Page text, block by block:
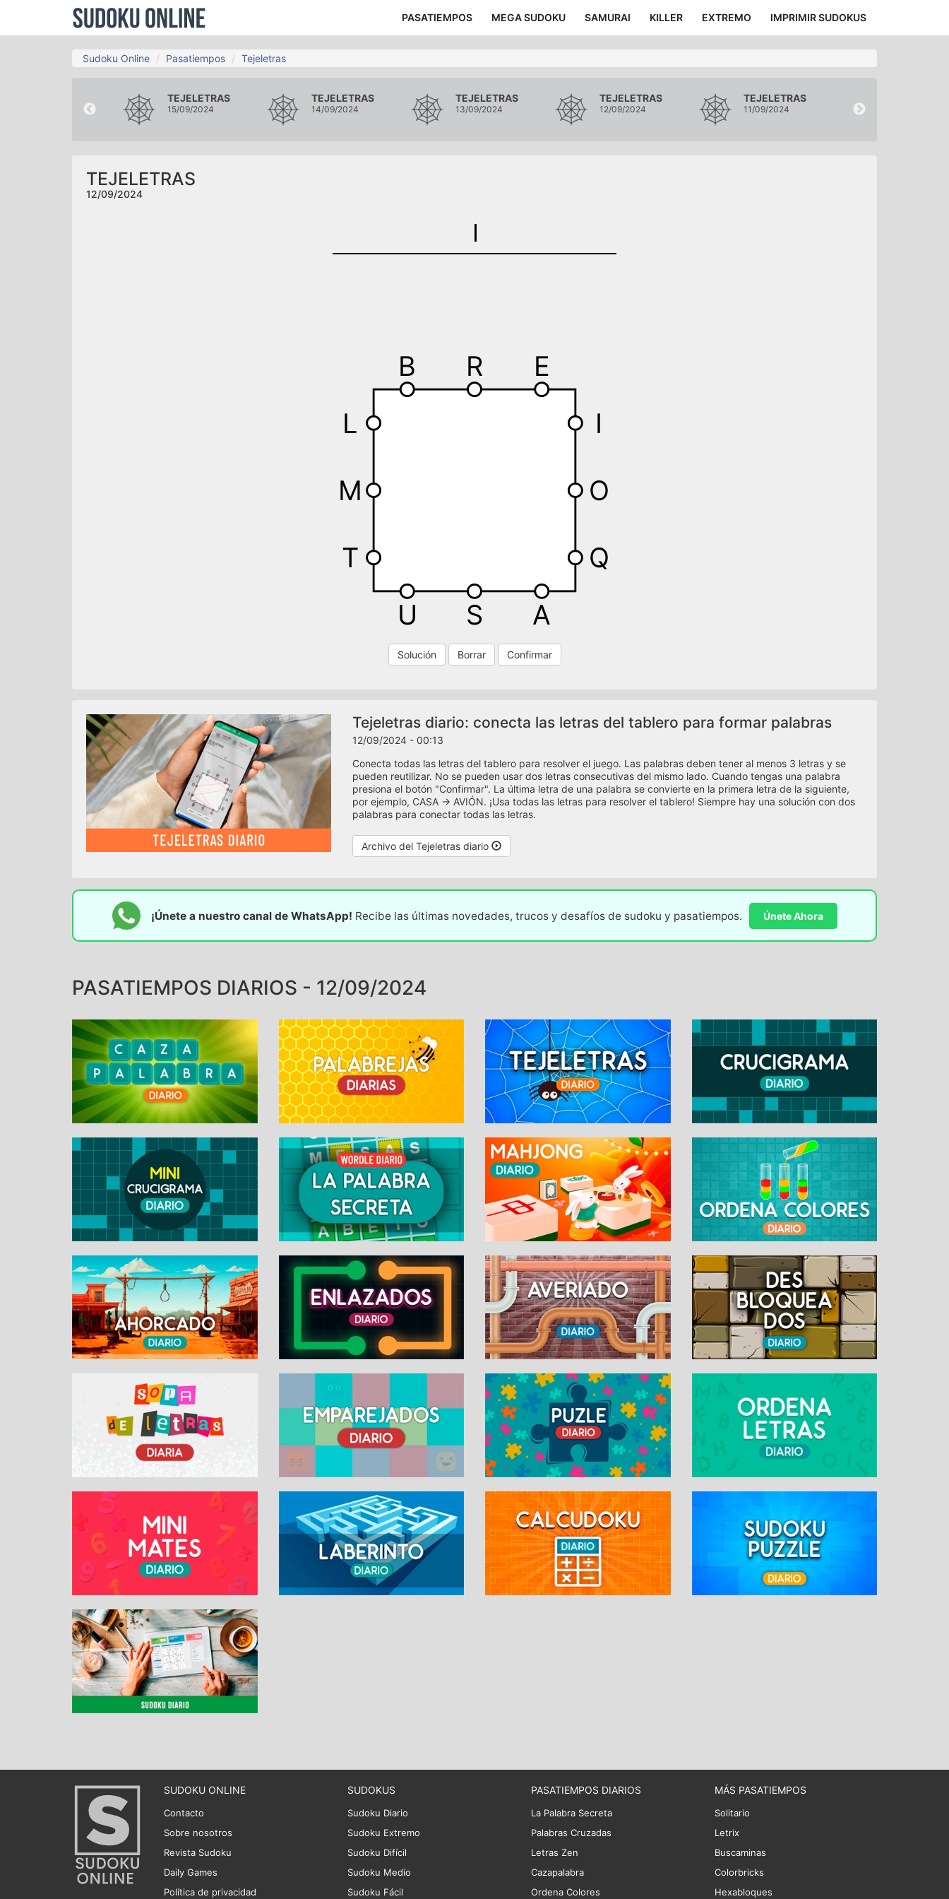
PASATIEMPOS MEGA SUDOKU SAMURAI KILLER EXTREMO IMPRIMIR SUDOKUS
Sudoku Online Pasatiempos Tejeletras
TEJELETRAS
15/09/2024
TEJELETRAS
14/09/2024
TEJELETRAS
13/09/2024
TEJELETRAS
12/09/2024
TEJELETRAS
11/09/2024
TEJELETRAS
12/09/2024
L I
B
U
M O
R
S
T Q
E
A
Solución Borrar Confirmar
Tejeletras diario: conecta las letras del tablero para formar palabras
12/09/2024 - 00:13
Conecta todas las letras del tablero para resolver el juego. Las palabras deben tener al menos 3 letras y se
pueden reutilizar. No se pueden usar dos letras consecutivas del mismo lado. Cuando tengas una palabra
presiona el botón "Confirmar". La última letra de una palabra se convierte en la primera letra de la siguiente,
por ejemplo, CASA -> AVIÓN. ¡Usa todas las letras para resolver el tablero! Siempre hay una solución con dos
palabras para conectar todas las letras.
Archivo del Tejeletras diario
¡Únete a nuestro canal de WhatsApp! Recibe las últimas novedades, trucos y desafíos de sudoku y pasatiempos. Únete Ahora
PASATIEMPOS DIARIOS - 12/09/2024
SUDOKU ONLINE
Contacto
Sobre nosotros
Revista Sudoku
Daily Games
Política de privacidad
SUDOKUS
Sudoku Diario
Sudoku Extremo
Sudoku Difícil
Sudoku Medio
Sudoku Fácil
PASATIEMPOS DIARIOS
La Palabra Secreta
Palabras Cruzadas
Letras Zen
Cazapalabra
Ordena Colores
MÁS PASATIEMPOS
Solitario
Letrix
Buscaminas
Colorbricks
Hexabloques